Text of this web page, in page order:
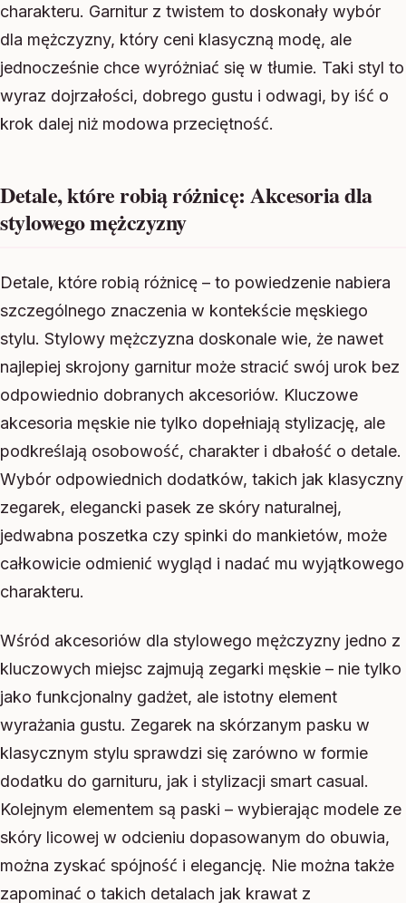
charakteru. Garnitur z twistem to doskonały wybór
dla mężczyzny, który ceni klasyczną modę, ale
jednocześnie chce wyróżniać się w tłumie. Taki styl to
wyraz dojrzałości, dobrego gustu i odwagi, by iść o
krok dalej niż modowa przeciętność.
Detale, które robią różnicę: Akcesoria dla
stylowego mężczyzny
Detale, które robią różnicę – to powiedzenie nabiera
szczególnego znaczenia w kontekście męskiego
stylu. Stylowy mężczyzna doskonale wie, że nawet
najlepiej skrojony garnitur może stracić swój urok bez
odpowiednio dobranych akcesoriów. Kluczowe
akcesoria męskie nie tylko dopełniają stylizację, ale
podkreślają osobowość, charakter i dbałość o detale.
Wybór odpowiednich dodatków, takich jak klasyczny
zegarek, elegancki pasek ze skóry naturalnej,
jedwabna poszetka czy spinki do mankietów, może
całkowicie odmienić wygląd i nadać mu wyjątkowego
charakteru.
Wśród akcesoriów dla stylowego mężczyzny jedno z
kluczowych miejsc zajmują zegarki męskie – nie tylko
jako funkcjonalny gadżet, ale istotny element
wyrażania gustu. Zegarek na skórzanym pasku w
klasycznym stylu sprawdzi się zarówno w formie
dodatku do garnituru, jak i stylizacji smart casual.
Kolejnym elementem są paski – wybierając modele ze
skóry licowej w odcieniu dopasowanym do obuwia,
można zyskać spójność i elegancję. Nie można także
zapominać o takich detalach jak krawat z